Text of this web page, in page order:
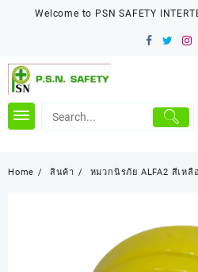
Welcome to PSN SAFETY
Home สินค้า หมวกนิรภัย ALFA2 สีเหลื